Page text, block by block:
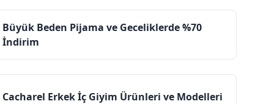
Büyük Beden Pijama ve Geceliklerde %70
İndirim
Cacharel Erkek İç Giyim Ürünleri ve Modelleri